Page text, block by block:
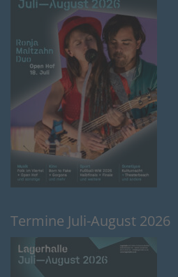
Termine Juli-August 2026